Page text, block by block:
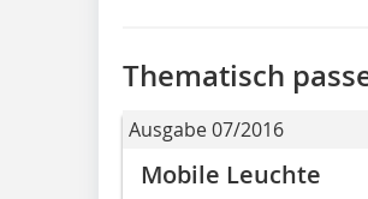
Thematisch
Ausgabe 07/2016
Mobile Leuchte